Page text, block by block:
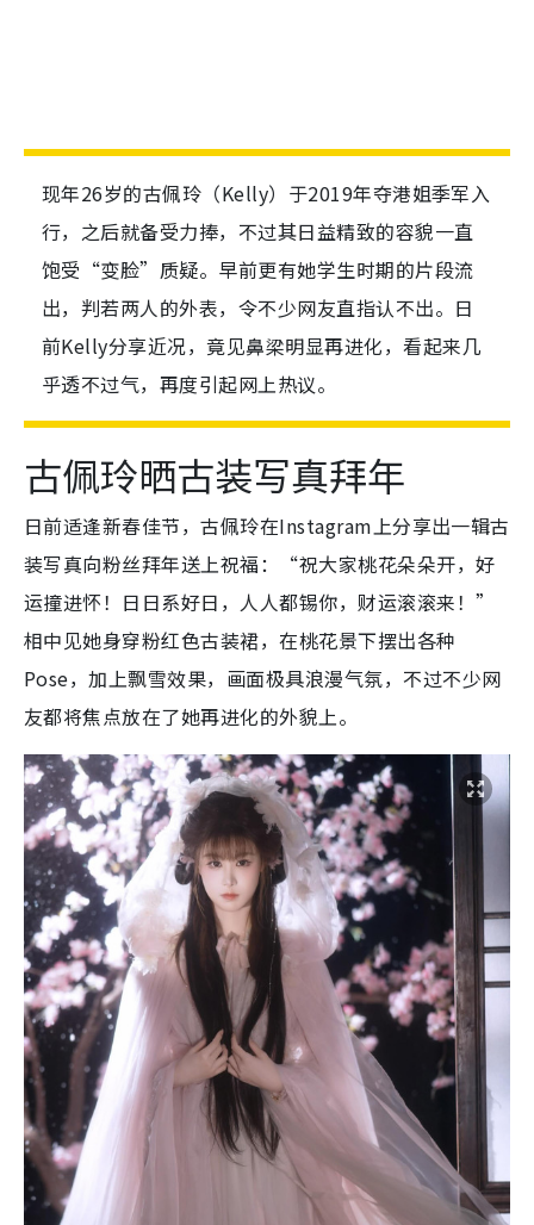
现年26岁的古佩玲（Kelly）于2019年夺港姐季军入
行，之后就备受力捧，不过其日益精致的容貌一直
饱受“变脸”质疑。早前更有她学生时期的片段流
出，判若两人的外表，令不少网友直指认不出。日
前Kelly分享近况，竟见鼻梁明显再进化，看起来几
乎透不过气，再度引起网上热议。
古佩玲晒古装写真拜年
日前适逢新春佳节，古佩玲在Instagram上分享出一辑古
装写真向粉丝拜年送上祝福：“祝大家桃花朵朵开，好
运撞进怀！日日系好日，人人都锡你，财运滚滚来！”
相中见她身穿粉红色古装裙，在桃花景下摆出各种
Pose，加上飘雪效果，画面极具浪漫气氛，不过不少网
友都将焦点放在了她再进化的外貌上。